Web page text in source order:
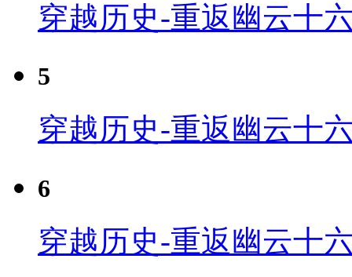
穿越历史-重返幽云十
5
穿越历史-重返幽云十
6
穿越历史-重返幽云十